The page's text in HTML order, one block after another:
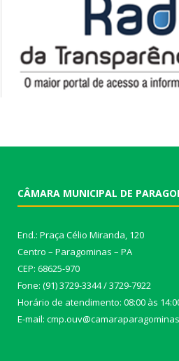
CÂMARA MUNICIPAL DE
End.: Praça Célio Miranda, 120
Centro – Paragominas – PA
CEP: 68625-970
Fone: (91) 3729-3344 / 3729-7922
Horário de atendimento: 08:00 às
E-mail: